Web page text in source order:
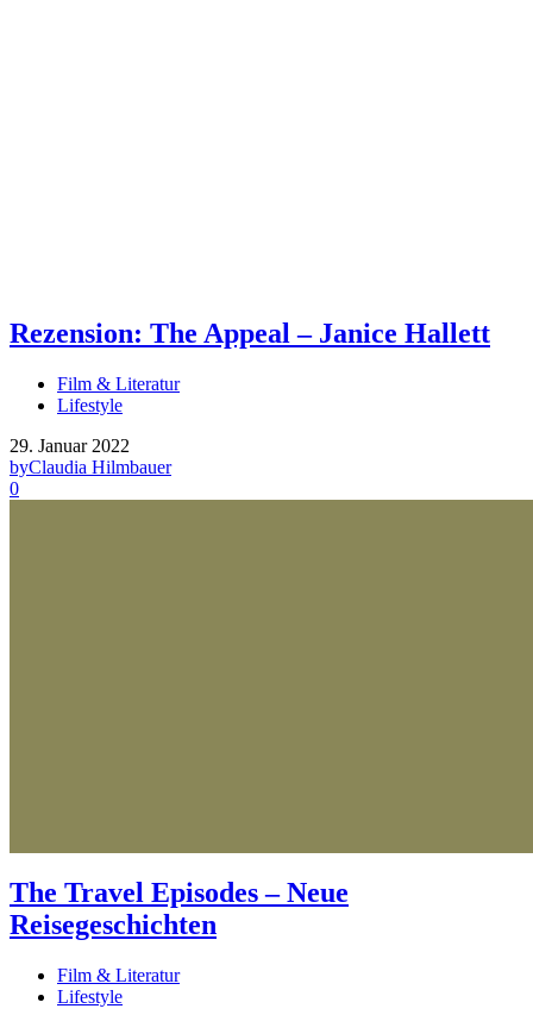
Rezension: The Appeal – Janice Hallett
Film & Literatur
Lifestyle
29. Januar 2022
byClaudia Hilmbauer
0
The Travel Episodes – Neue
Reisegeschichten
Film & Literatur
Lifestyle